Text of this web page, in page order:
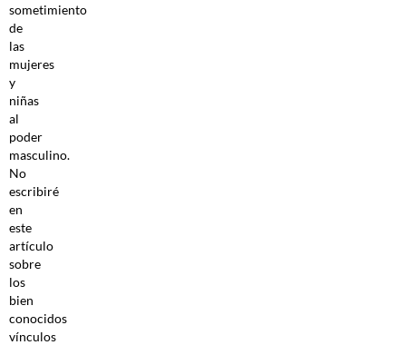
sometimiento
de
las
mujeres
y
niñas
al
poder
masculino.
No
escribiré
en
este
artículo
sobre
los
bien
conocidos
vínculos